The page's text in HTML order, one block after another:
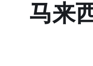
马来